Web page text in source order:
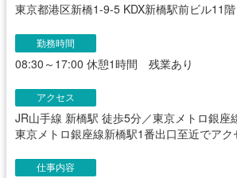
東京都港区新橋1-9-5 KDX新橋駅前ビル11階
勤務時間
08:30～17:00 休憩1時間 残業あり
アクセス
JR山手線 新橋駅 徒歩5分／東京メトロ銀座
東京メトロ銀座線新橋駅1番出口至近でアク
仕事内容